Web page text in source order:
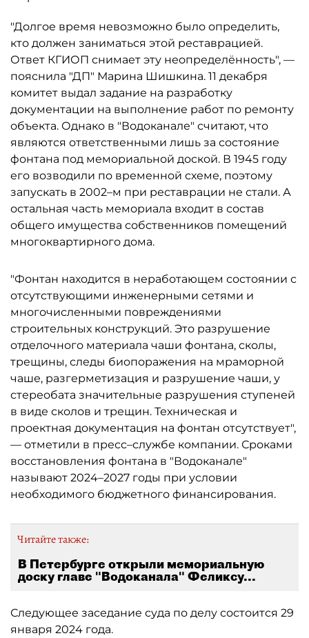
"Долгое время невозможно было определить,
кто должен заниматься этой реставрацией.
Ответ КГИОП снимает эту неопределённость", —
пояснила "ДП" Марина Шишкина. 11 декабря
комитет выдал задание на разработку
документации на выполнение работ по ремонту
объекта. Однако в "Водоканале" считают, что
являются ответственными лишь за состояние
фонтана под мемориальной доской. В 1945 году
его возводили по временной схеме, поэтому
запускать в 2002–м при реставрации не стали. А
остальная часть мемориала входит в состав
общего имущества собственников помещений
многоквартирного дома.
"Фонтан находится в неработающем состоянии с
отсутствующими инженерными сетями и
многочисленными повреждениями
строительных конструкций. Это разрушение
отделочного материала чаши фонтана, сколы,
трещины, следы биопоражения на мраморной
чаше, разгерметизация и разрушение чаши, у
стереобата значительные разрушения ступеней
в виде сколов и трещин. Техническая и
проектная документация на фонтан отсутствует",
— отметили в пресс–службе компании. Сроками
восстановления фонтана в "Водоканале"
называют 2024–2027 годы при условии
необходимого бюджетного финансирования.
Читайте также:
В Петербурге открыли мемориальную
доску главе "Водоканала" Феликсу...
Следующее заседание суда по делу состоится 29
января 2024 года.